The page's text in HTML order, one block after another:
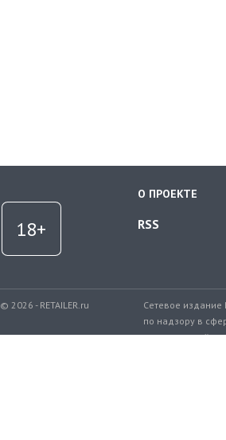
О ПРОЕКТЕ
RSS
© 2026 - RETAILER.ru
Сетевое издание
по надзору в
коммуникаций.